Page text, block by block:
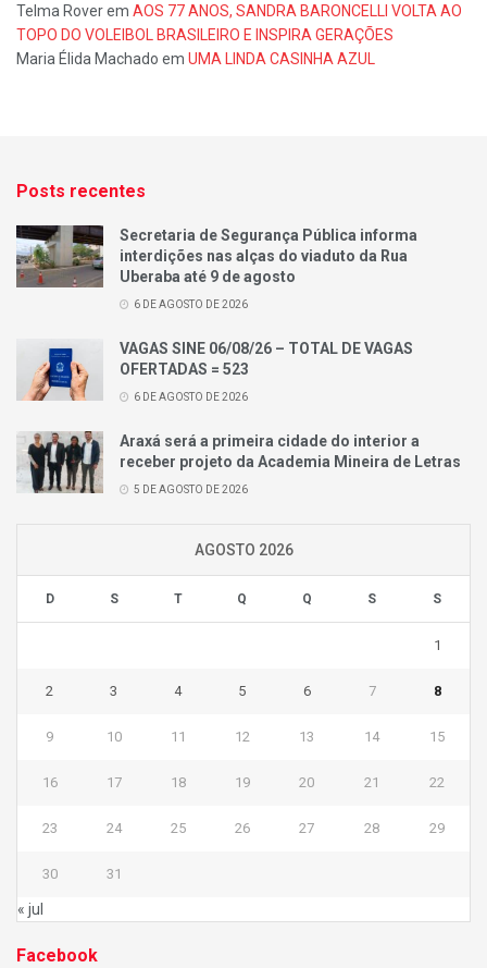
Telma Roverem AOS 77 ANOS, SANDRA BARONCELLI VOLTA AO
TOPO DO VOLEIBOL BRASILEIRO E INSPIRA GERAÇÕES
Maria Élida Machado em UMA LINDA CASINHA AZUL
Posts recentes
Secretaria de Segurança Pública informa
interdições nas alças do viaduto da Rua
Uberaba até 9 de agosto
6 DE AGOSTO DE 2026
VAGAS SINE 06/08/26 – TOTAL DE VAGAS
OFERTADAS = 523
6 DE AGOSTO DE 2026
Araxá será a primeira cidade do interior a
receber projeto da Academia Mineira de Letras
5 DE AGOSTO DE 2026
AGOSTO 2026
D S T Q Q S S
1
2 3 4 5 6 7 8
9 10 11 12 13 14 15
16 17 18 19 20 21 22
23 24 25 26 27 28 29
30 31
« jul
Facebook